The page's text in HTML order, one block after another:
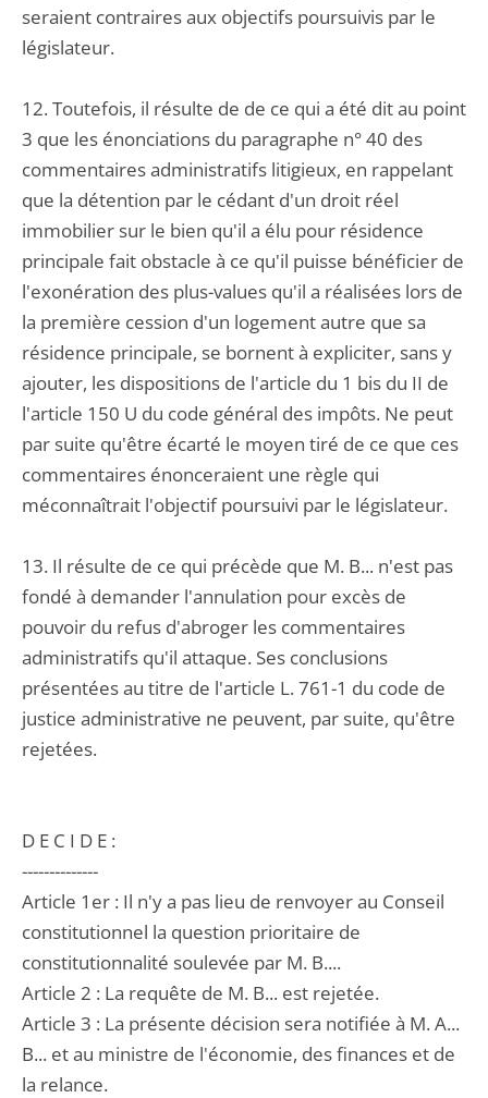
seraient contraires aux objectifs poursuivis par le
législateur.
12. Toutefois, il résulte de de ce qui a été dit au point
3 que les énonciations du paragraphe n° 40 des
commentaires administratifs litigieux, en rappelant
que la détention par le cédant d'un droit réel
immobilier sur le bien qu'il a élu pour résidence
principale fait obstacle à ce qu'il puisse bénéficier de
l'exonération des plus-values qu'il a réalisées lors de
la première cession d'un logement autre que sa
résidence principale, se bornent à expliciter, sans y
ajouter, les dispositions de l'article du 1 bis du II de
l'article 150 U du code général des impôts. Ne peut
par suite qu'être écarté le moyen tiré de ce que ces
commentaires énonceraient une règle qui
méconnaîtrait l'objectif poursuivi par le législateur.
13. Il résulte de ce qui précède que M. B... n'est pas
fondé à demander l'annulation pour excès de
pouvoir du refus d'abroger les commentaires
administratifs qu'il attaque. Ses conclusions
présentées au titre de l'article L. 761-1 du code de
justice administrative ne peuvent, par suite, qu'être
rejetées.
D E C I D E :
--------------
Article 1er : Il n'y a pas lieu de renvoyer au Conseil
constitutionnel la question prioritaire de
constitutionnalité soulevée par M. B....
Article 2 : La requête de M. B... est rejetée.
Article 3 : La présente décision sera notifiée à M. A...
B... et au ministre de l'économie, des finances et de
la relance.